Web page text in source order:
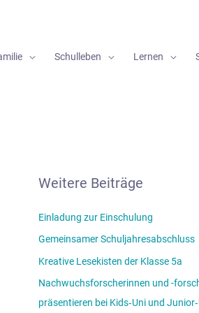
Schulleben Lernen
Weitere Beiträge
Einladung zur Einschulung
Gemeinsamer Schuljahresabschluss
Kreative Lesekisten der Klasse 5a
Nachwuchsforscherinnen und -
präsentieren bei Kids‑Uni und